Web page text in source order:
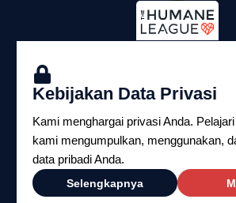
Copyright ©2026 Yayasan
Kebijakan Data Privasi
Kami menghargai privasi Anda.
kami mengumpulkan, menggunakan,
data pribadi Anda.
Selengkapnya